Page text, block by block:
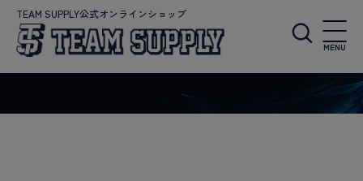
TEAM SUPPLY公式オンラインショップ
MENU